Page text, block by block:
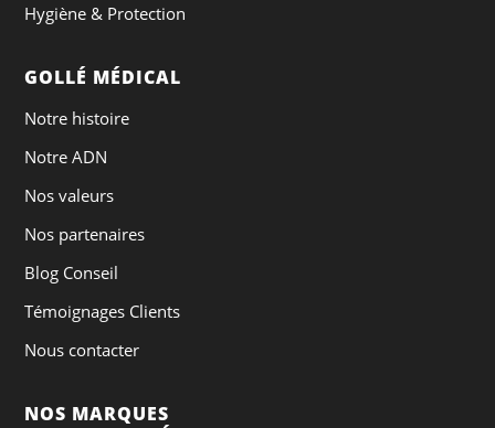
Hygiène & Protection
GOLLÉ MÉDICAL
Notre histoire
Notre ADN
Nos valeurs
Nos partenaires
Blog Conseil
Témoignages Clients
Nous contacter
NOS MARQUES